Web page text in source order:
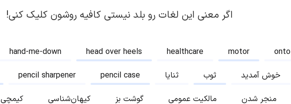
اگر معنی این لغات رو بلد نیستی کافیه روشون کلیک کنی!
hand-me-down head over heels healthcare motor onto
pencil sharpener pencil case ثنایا ثوب خوش آمدید
کیمچی کیهان‌شناسی گوشت بز مالکیت عمومی منجر شدن